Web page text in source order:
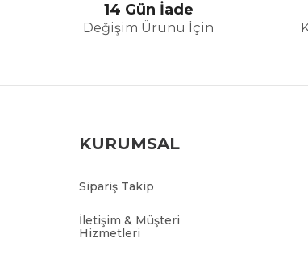
14 Gün İade
Değişim Ürünü İçin
KURUMSAL
Sipariş Takip
İletişim & Müşteri
Hizmetleri